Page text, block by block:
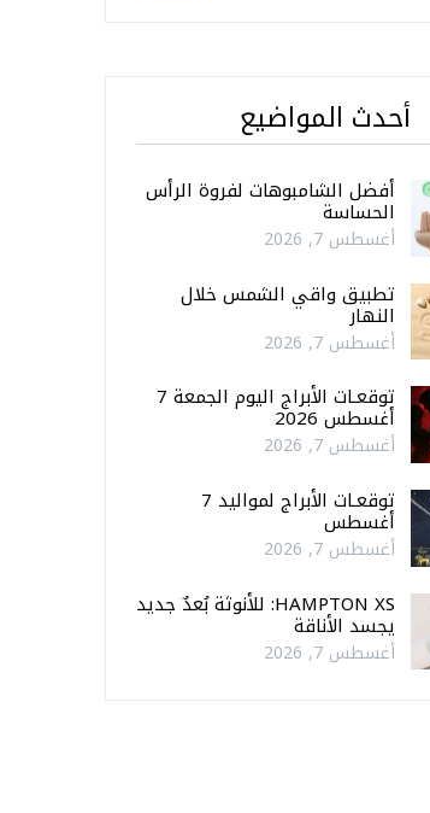
أحدث المواضيع
أفضل الشامبوهات لفروة الرأس
الحساسة
أغسطس 7, 2026
تطبيق واقي الشمس خلال
النهار
أغسطس 7, 2026
توقعـات الأبراج اليوم الجمعة 7
أغسطس 2026
أغسطس 7, 2026
توقعـات الأبراج لمواليد 7
أغسطس
أغسطس 7, 2026
HAMPTON XS: للأنوثة بُعدٌ جديد
يجسد الأناقة
أغسطس 7, 2026